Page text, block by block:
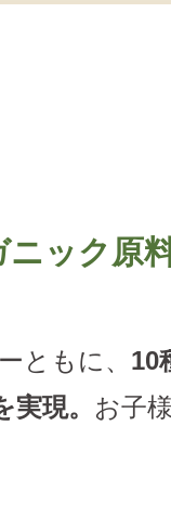
ニック原
ともに、 10
現。 お子